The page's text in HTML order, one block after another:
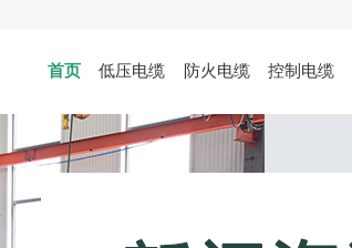
首页 低压电缆 防火电缆 控制电缆